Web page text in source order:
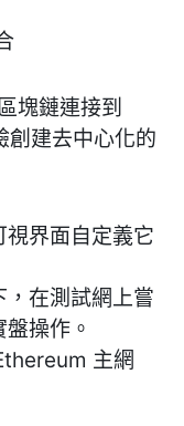
塊鏈連接到
創建去中心化的
界面自定義它
在測試網上嘗
操作。
主網